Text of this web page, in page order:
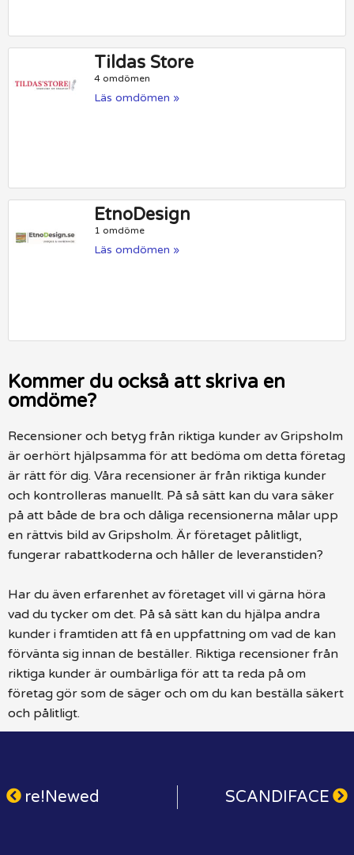
Tildas Store
4 omdömen
Läs omdömen »
EtnoDesign
1 omdöme
Läs omdömen »
Kommer du också att skriva en
omdöme?
Recensioner och betyg från riktiga kunder av Gripsholm
är oerhört hjälpsamma för att bedöma om detta företag
är rätt för dig. Våra recensioner är från riktiga kunder
och kontrolleras manuellt. På så sätt kan du vara säker
på att både de bra och dåliga recensionerna målar upp
en rättvis bild av Gripsholm. Är företaget pålitligt,
fungerar rabattkoderna och håller de leveranstiden?
Har du även erfarenhet av företaget vill vi gärna höra
vad du tycker om det. På så sätt kan du hjälpa andra
kunder i framtiden att få en uppfattning om vad de kan
förvänta sig innan de beställer. Riktiga recensioner från
riktiga kunder är oumbärliga för att ta reda på om
företag gör som de säger och om du kan beställa säkert
och pålitligt.
re!Newed SCANDIFACE